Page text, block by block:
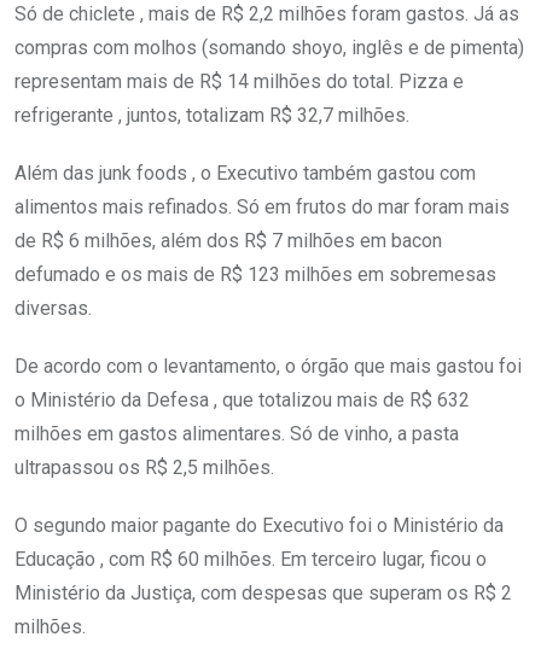
Só de chiclete , mais de R$ 2,2 milhões foram gastos. Já as
compras com molhos (somando shoyo, inglês e de pimenta)
representam mais de R$ 14 milhões do total. Pizza e
refrigerante , juntos, totalizam R$ 32,7 milhões.
Além das junk foods , o Executivo também gastou com
alimentos mais refinados. Só em frutos do mar foram mais
de R$ 6 milhões, além dos R$ 7 milhões em bacon
defumado e os mais de R$ 123 milhões em sobremesas
diversas.
De acordo com o levantamento, o órgão que mais gastou foi
o Ministério da Defesa , que totalizou mais de R$ 632
milhões em gastos alimentares. Só de vinho, a pasta
ultrapassou os R$ 2,5 milhões.
O segundo maior pagante do Executivo foi o Ministério da
Educação , com R$ 60 milhões. Em terceiro lugar, ficou o
Ministério da Justiça, com despesas que superam os R$ 2
milhões.